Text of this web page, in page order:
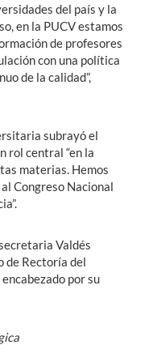
del país y la
en la PUCV estamos
de profesores
con una política
de la calidad”,
subrayó el
rol central “en la
materias. Hemos
Congreso Nacional
Valdés
de Rectoría del
por su